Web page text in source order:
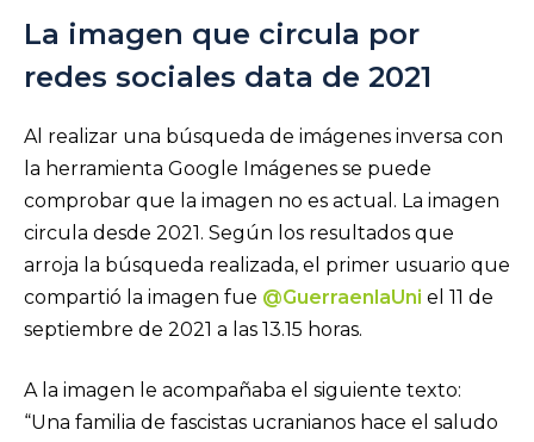
La imagen que circula por
redes sociales data de 2021
Al realizar una búsqueda de imágenes inversa con
la herramienta Google Imágenes se puede
comprobar que la imagen no es actual. La imagen
circula desde 2021. Según los resultados que
arroja la búsqueda realizada, el primer usuario que
compartió la imagen fue @GuerraenlaUni el 11 de
septiembre de 2021 a las 13.15 horas.
A la imagen le acompañaba el siguiente texto:
“Una familia de fascistas ucranianos hace el saludo